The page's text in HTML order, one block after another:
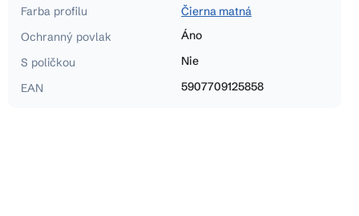
Farba profilu
Čierna matná
Ochranný povlak
Áno
S poličkou
Nie
EAN
5907709125858